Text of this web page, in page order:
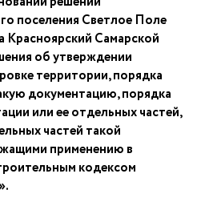
поселения Светлое Поле
Красноярский Самарской
об утверждении
территории, порядка
документацию, порядка
или ее отдельных частей,
частей такой
применению в
кодексом